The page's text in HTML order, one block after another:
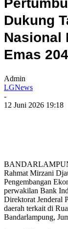
Dukung
Nasional
Emas
Admin
LGNews
-
12 Juni 2026 19:18
Rahmat Mirzani
Pengembangan
perwakilan Bank
Direktorat Jenderal
daerah terkait di
Bandarlampung,